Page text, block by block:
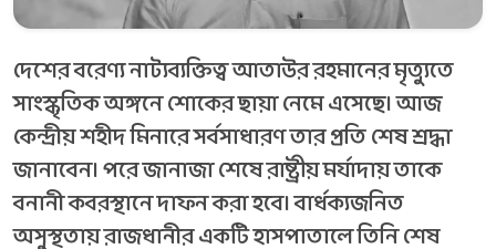
দেশের বরেণ্য নাট্যব্যক্তিত্ব আতাউর রহমানের মৃত্যুতে
সাংস্কৃতিক অঙ্গনে শোকের ছায়া নেমে এসেছে। আজ
কেন্দ্রীয় শহীদ মিনারে সর্বসাধারণ তার প্রতি শেষ শ্রদ্ধা
জানাবেন। পরে জানাজা শেষে রাষ্ট্রীয় মর্যাদায় তাকে
বনানী কবরস্থানে দাফন করা হবে। বার্ধক্যজনিত
অসুস্থতায় রাজধানীর একটি হাসপাতালে তিনি শেষ